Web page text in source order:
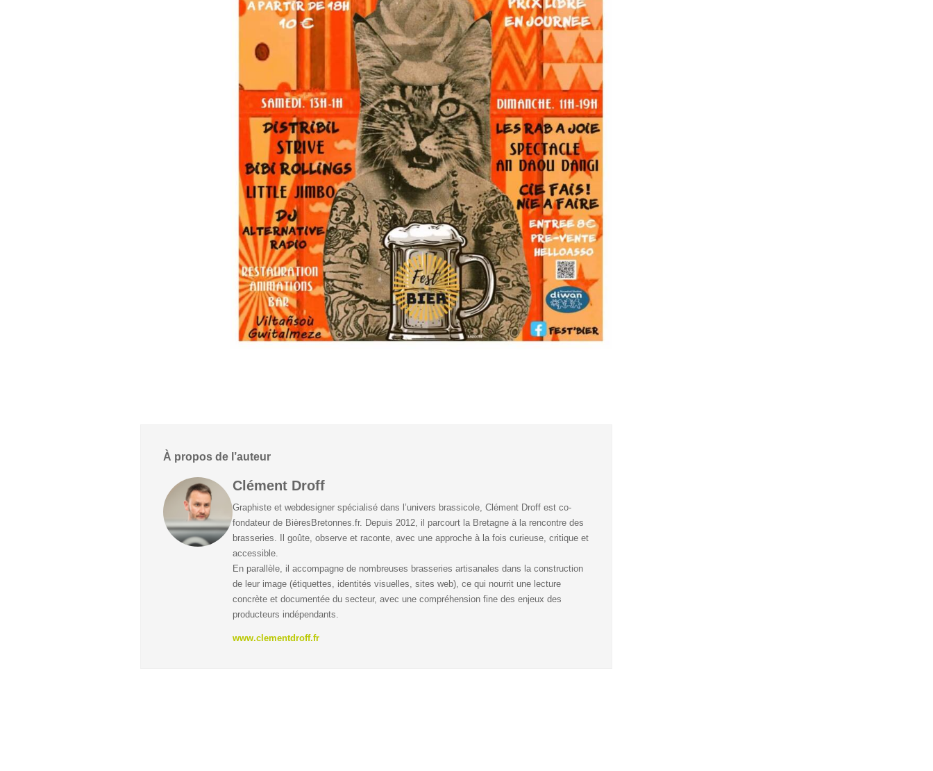
À propos de l’auteur
Clément Droff
Graphiste et webdesigner spécialisé dans l’univers brassicole, Clément Droff est co-
fondateur de BièresBretonnes.fr. Depuis 2012, il parcourt la Bretagne à la rencontre des
brasseries. Il goûte, observe et raconte, avec une approche à la fois curieuse, critique et
accessible.
En parallèle, il accompagne de nombreuses brasseries artisanales dans la construction
de leur image (étiquettes, identités visuelles, sites web), ce qui nourrit une lecture
concrète et documentée du secteur, avec une compréhension fine des enjeux des
producteurs indépendants.
www.clementdroff.fr